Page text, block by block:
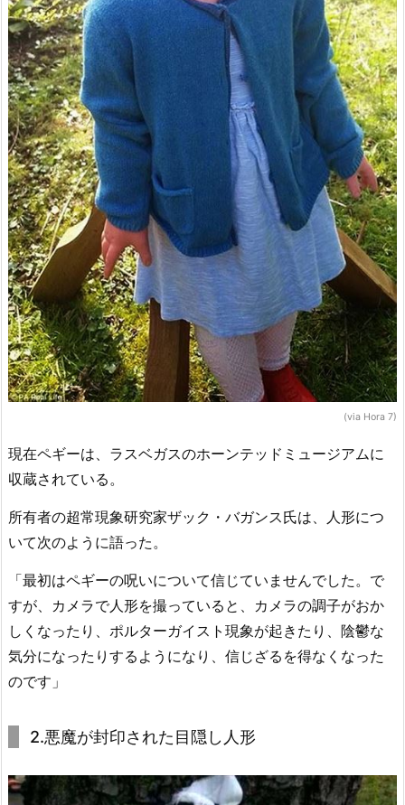
(via Hora 7)
現在ペギーは、ラスベガスのホーンテッドミュージアムに
収蔵されている。
所有者の超常現象研究家ザック・バガンス氏は、人形につ
いて次のように語った。
「最初はペギーの呪いについて信じていませんでした。で
すが、カメラで人形を撮っていると、カメラの調子がおか
しくなったり、ポルターガイスト現象が起きたり、陰鬱な
気分になったりするようになり、信じざるを得なくなった
のです」
2.悪魔が封印された目隠し人形